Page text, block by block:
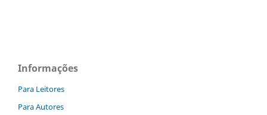
Informações
Para Leitores
Para Autores